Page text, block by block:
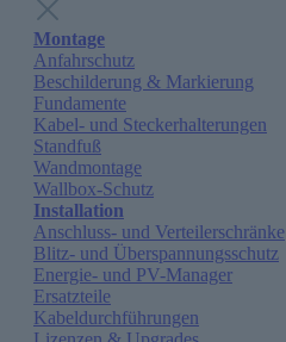
Montage
Anfahrschutz
Beschilderung & Markierung
Fundamente
Kabel- und Steckerhalterungen
Standfuß
Wandmontage
Wallbox-Schutz
Installation
Anschluss- und Verteilerschränke
Blitz- und Überspannungsschutz
Energie- und PV-Manager
Ersatzteile
Kabeldurchführungen